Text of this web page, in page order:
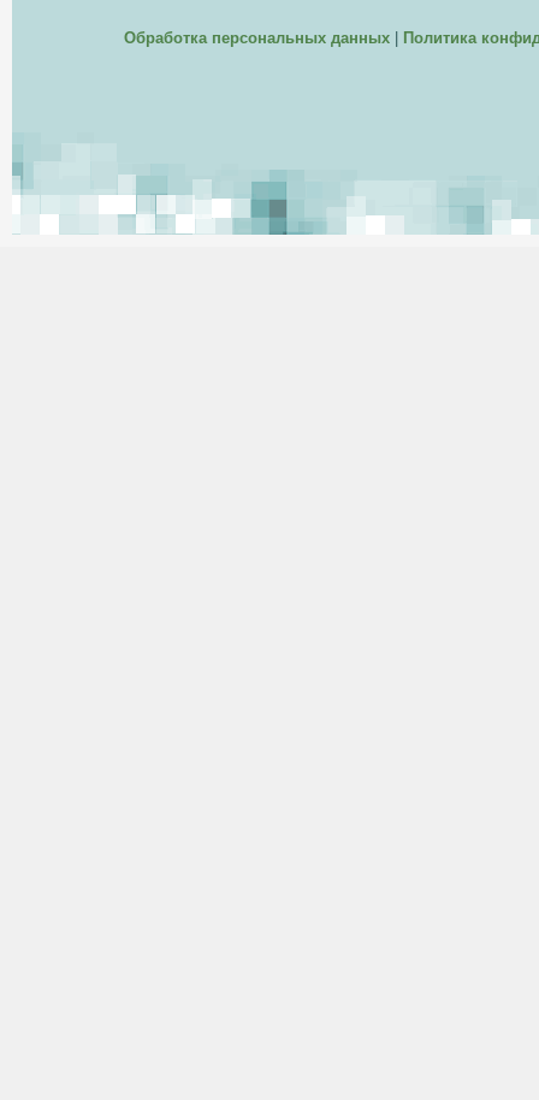
Обработка персональных данных| Политика